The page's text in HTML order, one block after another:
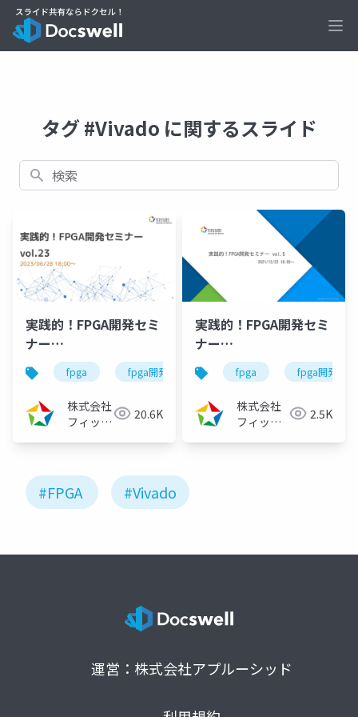
タグ #Vivado に関するスライド
検索
実践的！FPGA開発セミ
ナー
vol.23（2023/06/28）
fpga fpga開発 fpga開発シリーズ
株式会社
フィック
20.6K
実践的！FPGA開発セミ
ナー
vol.5（2021/12/22）
fpga fpga開発
株式会社
フィック
2.5K
#FPGA #Vivado
運営：株式会社アプルーシッド